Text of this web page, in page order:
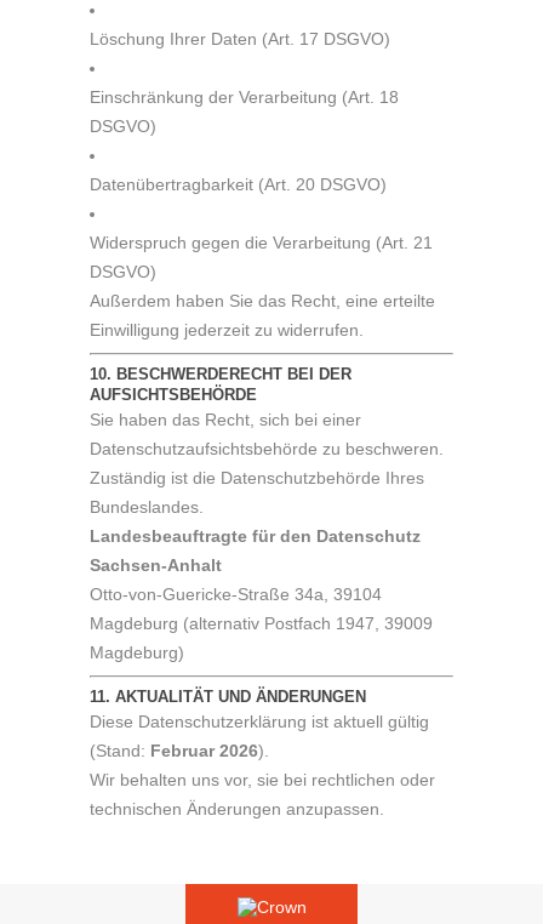
Löschung Ihrer Daten (Art. 17 DSGVO)
Einschränkung der Verarbeitung (Art. 18
DSGVO)
Datenübertragbarkeit (Art. 20 DSGVO)
Widerspruch gegen die Verarbeitung (Art. 21
DSGVO)
Außerdem haben Sie das Recht, eine erteilte
Einwilligung jederzeit zu widerrufen.
10. BESCHWERDERECHT BEI DER
AUFSICHTSBEHÖRDE
Sie haben das Recht, sich bei einer
Datenschutzaufsichtsbehörde zu beschweren.
Zuständig ist die Datenschutzbehörde Ihres
Bundeslandes.
Landesbeauftragte für den Datenschutz
Sachsen-Anhalt
Otto-von-Guericke-Straße 34a, 39104
Magdeburg (alternativ Postfach 1947, 39009
Magdeburg)
11. AKTUALITÄT UND ÄNDERUNGEN
Diese Datenschutzerklärung ist aktuell gültig
(Stand: Februar 2026).
Wir behalten uns vor, sie bei rechtlichen oder
technischen Änderungen anzupassen.